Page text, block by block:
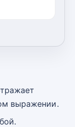
выражении.